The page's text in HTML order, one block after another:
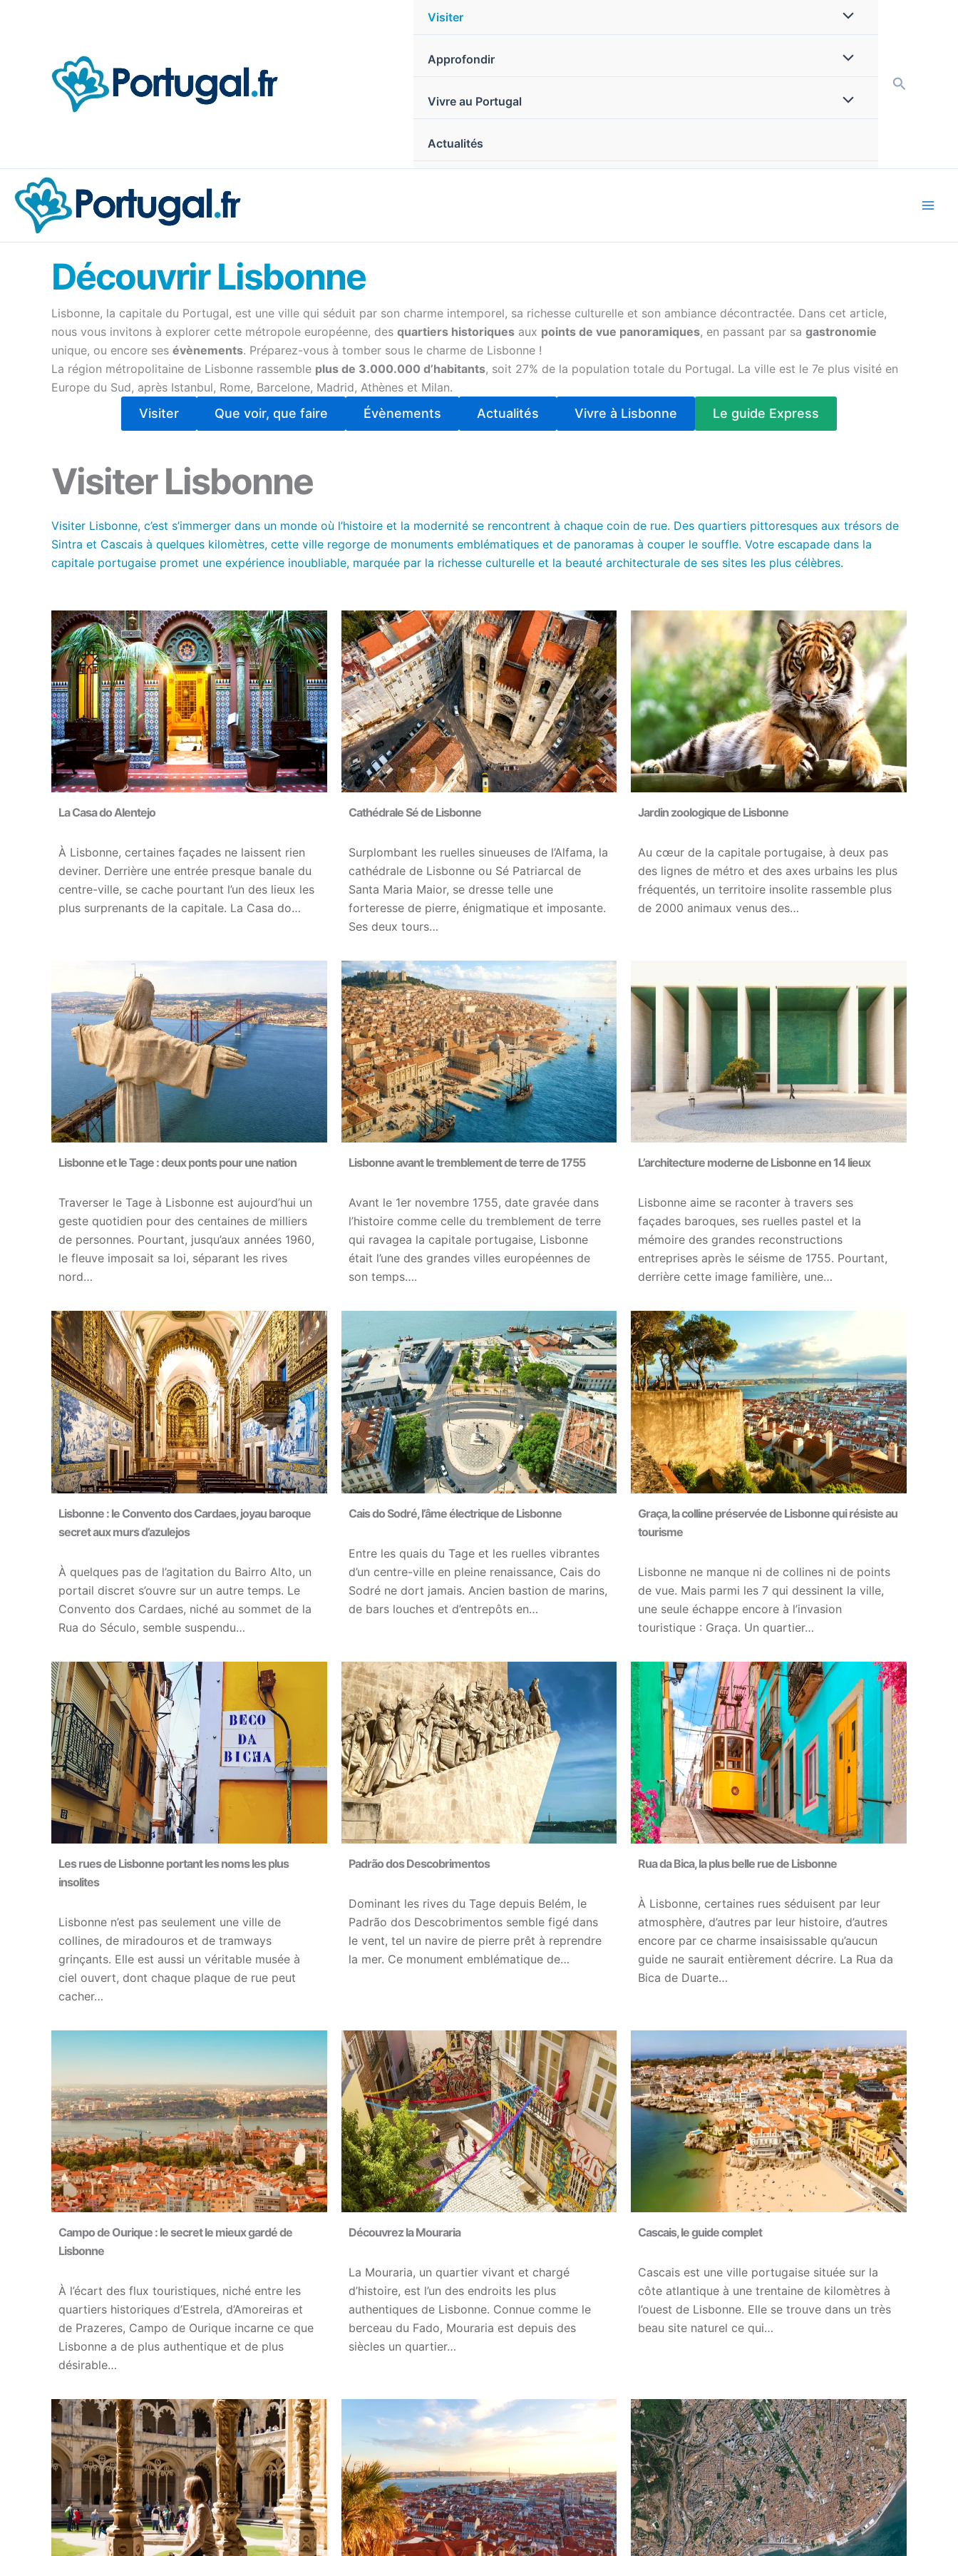
Visiter
Approfondir
Vivre au Portugal
Actualités
Découvrir Lisbonne
Lisbonne, la capitale du Portugal, est une ville qui séduit par son charme intemporel, sa richesse culturelle et son ambiance décontractée. Dans cet article,
nous vous invitons à explorer cette métropole européenne, des quartiers historiques aux points de vue panoramiques, en passant par sa gastronomie
unique, ou encore ses évènements. Préparez-vous à tomber sous le charme de Lisbonne !
La région métropolitaine de Lisbonne rassemble plus de 3.000.000 d’habitants, soit 27% de la population totale du Portugal. La ville est le 7e plus visité en
Europe du Sud, après Istanbul, Rome, Barcelone, Madrid, Athènes et Milan.
Visiter Que voir, que faire Évènements Actualités Vivre à Lisbonne Le guide Express
Visiter Lisbonne
Visiter Lisbonne, c’est s’immerger dans un monde où l’histoire et la modernité se rencontrent à chaque coin de rue. Des quartiers pittoresques aux trésors de
Sintra et Cascais à quelques kilomètres, cette ville regorge de monuments emblématiques et de panoramas à couper le souffle. Votre escapade dans la
capitale portugaise promet une expérience inoubliable, marquée par la richesse culturelle et la beauté architecturale de ses sites les plus célèbres.
La Casa do Alentejo
À Lisbonne, certaines façades ne laissent rien
deviner. Derrière une entrée presque banale du
centre-ville, se cache pourtant l’un des lieux les
plus surprenants de la capitale. La Casa do…
Cathédrale Sé de Lisbonne
Surplombant les ruelles sinueuses de l’Alfama, la
cathédrale de Lisbonne ou Sé Patriarcal de
Santa Maria Maior, se dresse telle une
forteresse de pierre, énigmatique et imposante.
Ses deux tours…
Jardin zoologique de Lisbonne
Au cœur de la capitale portugaise, à deux pas
des lignes de métro et des axes urbains les plus
fréquentés, un territoire insolite rassemble plus
de 2000 animaux venus des…
Lisbonne et le Tage : deux ponts pour une nation
Traverser le Tage à Lisbonne est aujourd’hui un
geste quotidien pour des centaines de milliers
de personnes. Pourtant, jusqu’aux années 1960,
le fleuve imposait sa loi, séparant les rives
nord…
Lisbonne avant le tremblement de terre de 1755
Avant le 1er novembre 1755, date gravée dans
l’histoire comme celle du tremblement de terre
qui ravagea la capitale portugaise, Lisbonne
était l’une des grandes villes européennes de
son temps….
L’architecture moderne de Lisbonne en 14 lieux
Lisbonne aime se raconter à travers ses
façades baroques, ses ruelles pastel et la
mémoire des grandes reconstructions
entreprises après le séisme de 1755. Pourtant,
derrière cette image familière, une…
Lisbonne : le Convento dos Cardaes, joyau baroque
secret aux murs d’azulejos
À quelques pas de l’agitation du Bairro Alto, un
portail discret s’ouvre sur un autre temps. Le
Convento dos Cardaes, niché au sommet de la
Rua do Século, semble suspendu…
Cais do Sodré, l’âme électrique de Lisbonne
Entre les quais du Tage et les ruelles vibrantes
d’un centre-ville en pleine renaissance, Cais do
Sodré ne dort jamais. Ancien bastion de marins,
de bars louches et d’entrepôts en…
Graça, la colline préservée de Lisbonne qui résiste au
tourisme
Lisbonne ne manque ni de collines ni de points
de vue. Mais parmi les 7 qui dessinent la ville,
une seule échappe encore à l’invasion
touristique : Graça. Un quartier…
Les rues de Lisbonne portant les noms les plus
insolites
Lisbonne n’est pas seulement une ville de
collines, de miradouros et de tramways
grinçants. Elle est aussi un véritable musée à
ciel ouvert, dont chaque plaque de rue peut
cacher…
Padrão dos Descobrimentos
Dominant les rives du Tage depuis Belém, le
Padrão dos Descobrimentos semble figé dans
le vent, tel un navire de pierre prêt à reprendre
la mer. Ce monument emblématique de…
Rua da Bica, la plus belle rue de Lisbonne
À Lisbonne, certaines rues séduisent par leur
atmosphère, d’autres par leur histoire, d’autres
encore par ce charme insaisissable qu’aucun
guide ne saurait entièrement décrire. La Rua da
Bica de Duarte…
Campo de Ourique : le secret le mieux gardé de
Lisbonne
À l’écart des flux touristiques, niché entre les
quartiers historiques d’Estrela, d’Amoreiras et
de Prazeres, Campo de Ourique incarne ce que
Lisbonne a de plus authentique et de plus
désirable…
Découvrez la Mouraria
La Mouraria, un quartier vivant et chargé
d’histoire, est l’un des endroits les plus
authentiques de Lisbonne. Connue comme le
berceau du Fado, Mouraria est depuis des
siècles un quartier…
Cascais, le guide complet
Cascais est une ville portugaise située sur la
côte atlantique à une trentaine de kilomètres à
l’ouest de Lisbonne. Elle se trouve dans un très
beau site naturel ce qui…